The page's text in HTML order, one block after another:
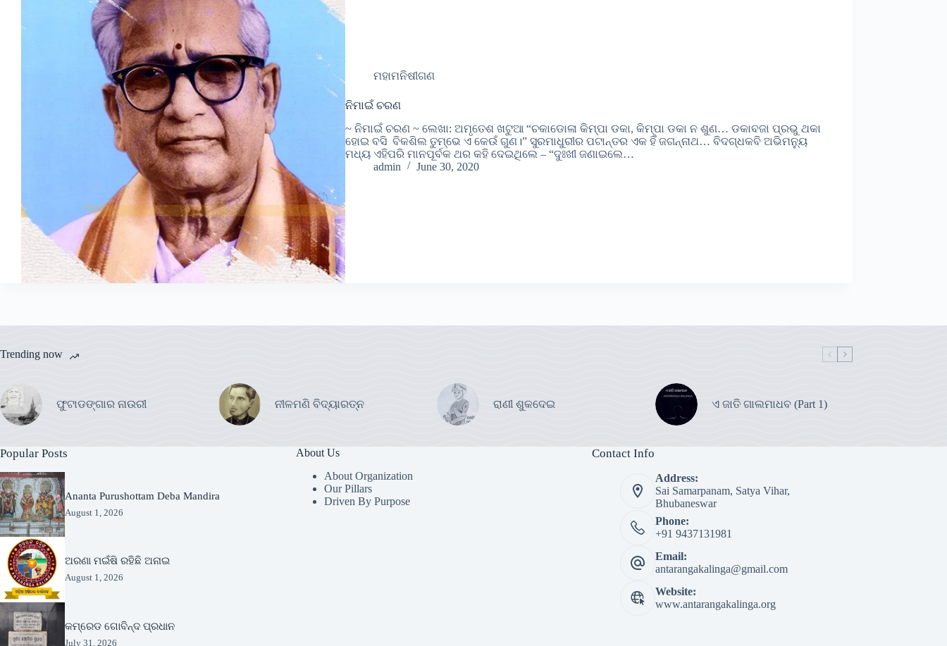
ମହାମନିଷୀଗଣ
ନିମାଇଁ ଚରଣ
~ ନିମାଇଁ ଚରଣ ~ ଲେଖା: ଅମୃତେଶ ଖଟୁଆ “ଚକାଡୋଳା କିମ୍ପା ଡକା, କିମ୍ପା ଡକା ନ ଶୁଣ… ଡକାବଜା ପ୍ରଭୁ ଥକା
ହୋଇ ବସି ବିକଶିଲ ତୁମ୍ଭେ ଏ କେଉଁ ଗୁଣ।” ସୁରମାଧୁରୀର ପଟାନ୍ତର ଏକ ହିଁ ଜଗନ୍ନାଥ… ବିଦଗ୍ଧକବି ଅଭିମନ୍ୟୁ
ମଧ୍ୟ ଏହିପରି ମାନପୂର୍ବକ ଥର କହି ଦେଇଥିଲେ – “ଦୁଃଖୀ ଜଣାଇଲେ…
admin
June 30, 2020
Trending now
ଫୁଟାଡଙ୍ଗାର ନାଉରୀ ନୀଳମଣି ବିଦ୍ୟାରତ୍ନ ରାଣୀ ଶୁକଦେଇ ଏ ଜାତି ଗାଲମାଧବ (Part 1)
Popular Posts
Ananta Purushottam Deba Mandira
August 1, 2026
ଅରଣା ମଇଁଷି ରହିଛି ଅନାଇ
August 1, 2026
କମ୍ରେଡ ଗୋବିନ୍ଦ ପ୍ରଧାନ
July 31, 2026
About Us
About Organization
Our Pillars
Driven By Purpose​
Contact Info
Address:
Sai Samarpanam, Satya Vihar,
Bhubaneswar
Phone:
+91 9437131981
Email:
antarangakalinga@gmail.com
Website:
www.antarangakalinga.org